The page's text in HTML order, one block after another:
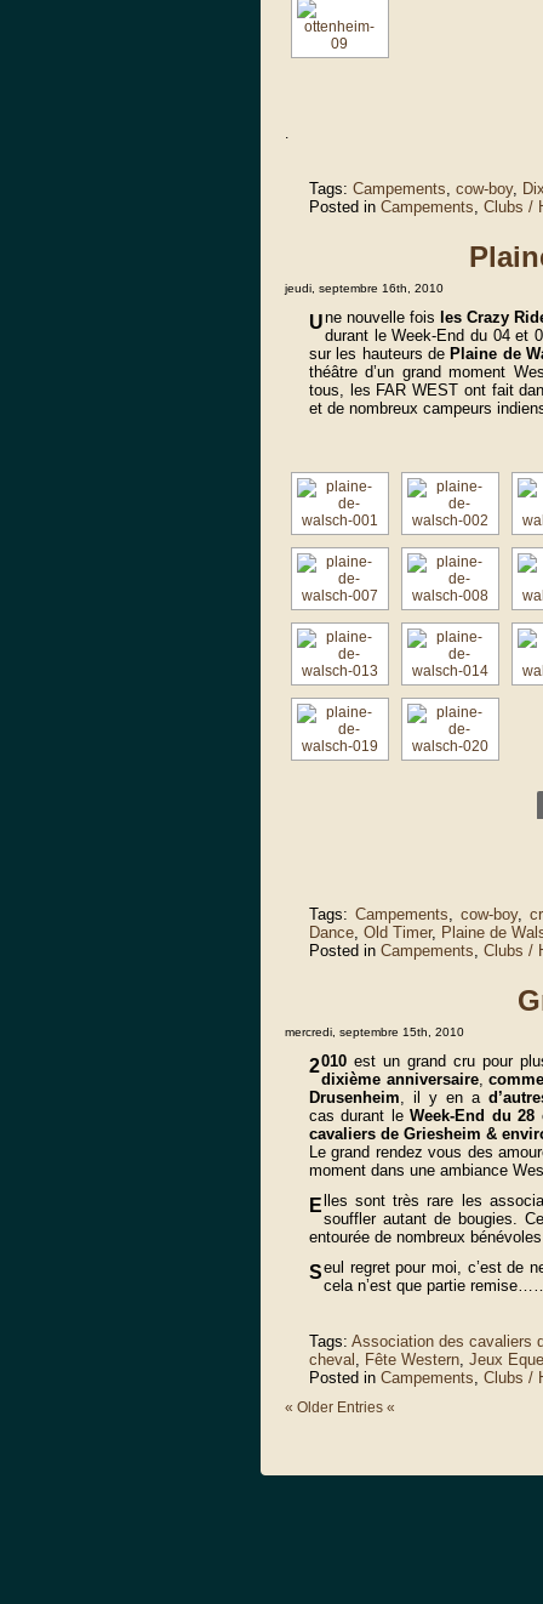
.
Tags: Campements, cow-boy,
Posted in Campements, Clubs /
jeudi, septembre 16th, 2010
Une nouvelle fois les Crazy
durant le Week-End du 04 et
sur les hauteurs de Plaine de
théâtre d’un grand moment
tous, les FAR WEST ont fait
et de nombreux campeurs
Tags:Campements,cow-boy,
Dance, Old Timer, Plaine de
Posted in Campements, Clubs /
mercredi, septembre 15th, 2010
2010 est un grand cru pour
dixième anniversaire,
Drusenheim, il y en a
cas durant leWeek-End du 28
cavaliers de Griesheim &
Le grand rendez vous des
moment dans une ambiance
E lles sont très rare les
souffler autant de bougies.
entourée de nombreux
Seul regret pour moi, c’est de
cela n’est que partie
Tags:Association des cavaliers
cheval , Fête Western, Jeux
Posted in Campements, Clubs /
« Older Entries «